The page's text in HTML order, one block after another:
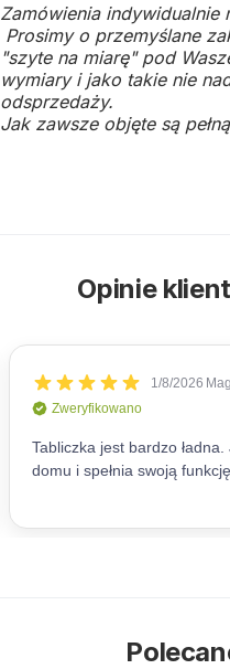
Zamówienia
Prosimy o przemyślane
"szyte na miarę" pod
wymiary i jako takie nie
odsprzedaży.
Jak zawsze objęte są
Opinie